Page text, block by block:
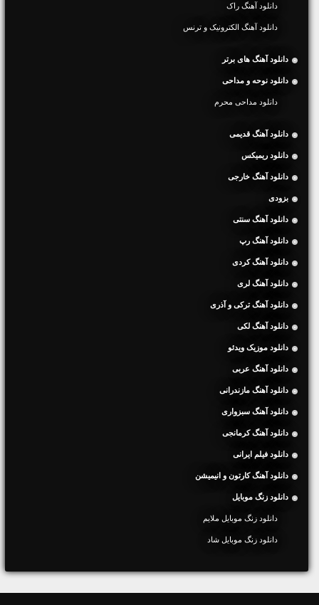
دانلود آهنگ راک
دانلود آهنگ الکترونیک و ترنس
دانلود آهنگ های برتر
دانلود نوحه و مداحی
دانلود مداحی محرم
دانلود آهنگ قدیمی
دانلود ریمیکس
دانلود آهنگ خارجی
بزودی
دانلود آهنگ سنتی
دانلود آهنگ رپ
دانلود آهنگ کردی
دانلود آهنگ لری
دانلود آهنگ ترکی و آذری
دانلود آهنگ لکی
دانلود موزیک ویدئو
دانلود آهنگ عربی
دانلود آهنگ مازندرانی
دانلود آهنگ سبزواری
دانلود آهنگ کرمانجی
دانلود فیلم ایرانی
دانلود آهنگ کارتون و انیمیشن
دانلود زنگ موبایل
دانلود زنگ موبایل ملایم
دانلود زنگ موبایل شاد